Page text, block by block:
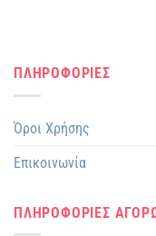
ΠΛΗΡΟΦΟΡΙΕΣ
Όροι Χρήσης
Επικοινωνία
ΠΛΗΡΟΦΟΡΙΕΣ